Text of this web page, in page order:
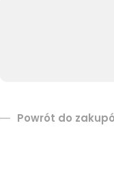
Powrót do